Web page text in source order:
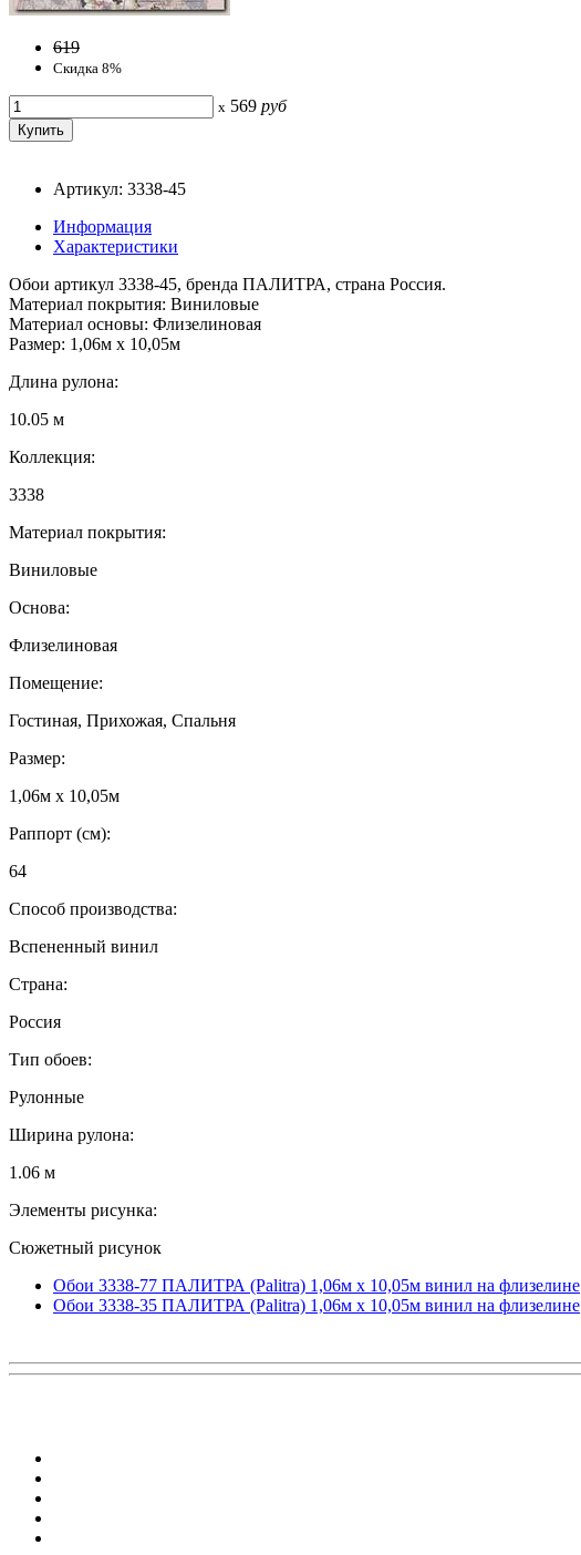
619
Скидка 8%
x 569 руб
Артикул: 3338-45
Информация
Характеристики
Обои артикул 3338-45, бренда ПАЛИТРА, страна Россия.
Материал покрытия: Виниловые
Материал основы: Флизелиновая
Размер: 1,06м х 10,05м
Длина рулона:
10.05 м
Коллекция:
3338
Материал покрытия:
Виниловые
Основа:
Флизелиновая
Помещение:
Гостиная, Прихожая, Спальня
Размер:
1,06м х 10,05м
Раппорт (см):
64
Способ производства:
Вспененный винил
Страна:
Россия
Тип обоев:
Рулонные
Ширина рулона:
1.06 м
Элементы рисунка:
Сюжетный рисунок
Обои 3338-77 ПАЛИТРА (Palitra) 1,06м х 10,05м винил на флизелине
Обои 3338-35 ПАЛИТРА (Palitra) 1,06м х 10,05м винил на флизелине